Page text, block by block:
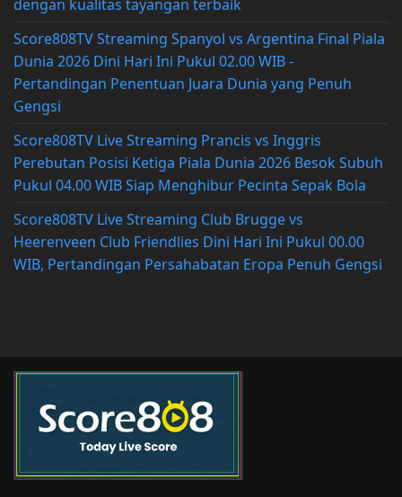
dengan kualitas tayangan terbaik
Score808TV Streaming Spanyol vs Argentina Final Piala
Dunia 2026 Dini Hari Ini Pukul 02.00 WIB -
Pertandingan Penentuan Juara Dunia yang Penuh
Gengsi
Score808TV Live Streaming Prancis vs Inggris
Perebutan Posisi Ketiga Piala Dunia 2026 Besok Subuh
Pukul 04.00 WIB Siap Menghibur Pecinta Sepak Bola
Score808TV Live Streaming Club Brugge vs
Heerenveen Club Friendlies Dini Hari Ini Pukul 00.00
WIB, Pertandingan Persahabatan Eropa Penuh Gengsi